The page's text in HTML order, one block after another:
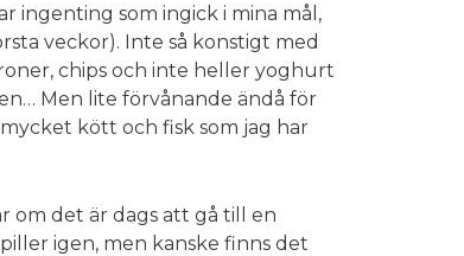
ingenting som ingick i mina mål,
veckor). Inte så konstigt med
chips och inte heller yoghurt
Men lite förvånande ändå för
kött och fisk som jag har
om det är dags att gå till en
igen, men kanske finns det